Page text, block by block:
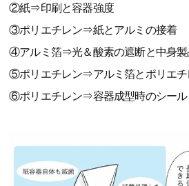
②紙⇒印刷と容器強度
③ポリエチレン⇒紙とアルミの接着
④アルミ箔⇒光＆酸素の遮断と中身製
⑤ポリエチレン⇒アルミ箔とポリエチ
⑥ポリエチレン⇒容器成型時のシール